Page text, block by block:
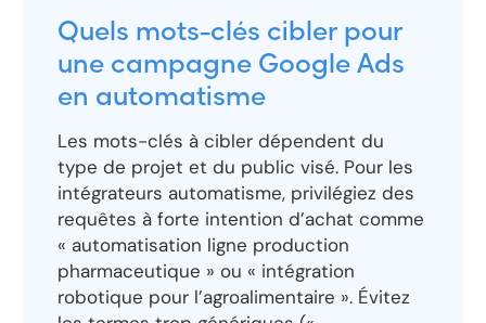
Quels mots-clés cibler pour
une campagne Google Ads
en automatisme
Les mots-clés à cibler dépendent du
type de projet et du public visé. Pour les
intégrateurs automatisme, privilégiez des
requêtes à forte intention d’achat comme
« automatisation ligne production
pharmaceutique » ou « intégration
robotique pour l’agroalimentaire ». Évitez